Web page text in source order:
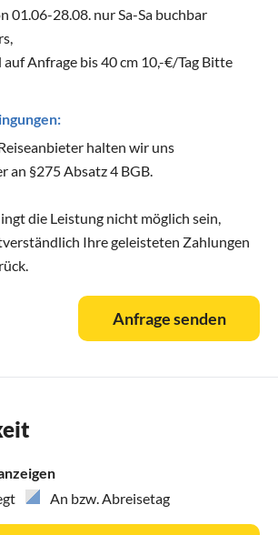
01.06-28.08. nur Sa-Sa buchbar
Anfrage bis 40 cm 10,-€/Tag Bitte
halten wir uns
an §275 Absatz 4 BGB.
die Leistung nicht möglich sein,
Ihre geleisteten Zahlungen
Anfrage senden
An bzw. Abreisetag